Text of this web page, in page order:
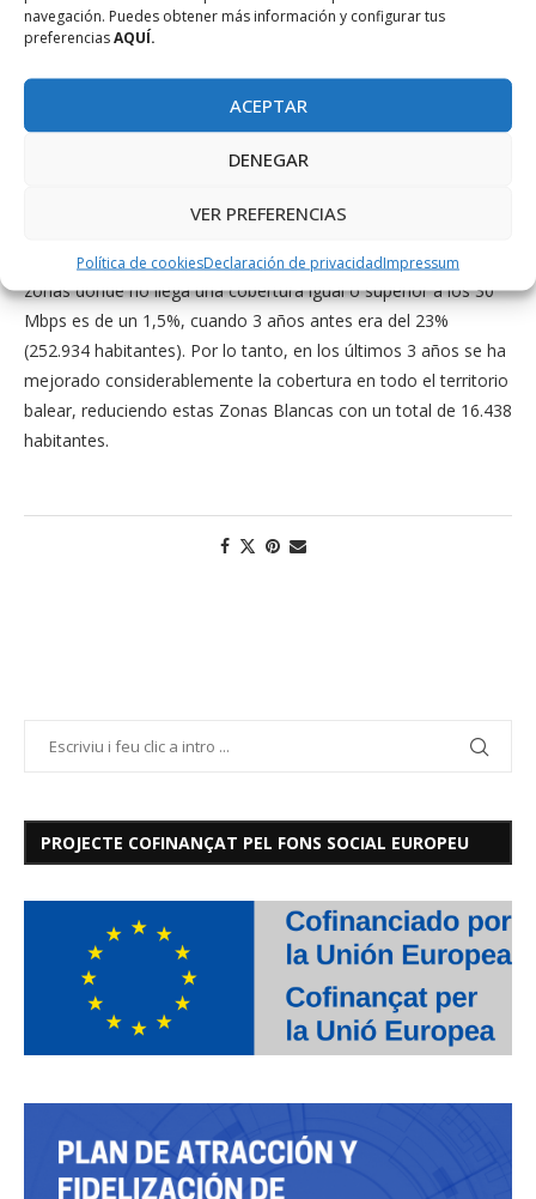
navegación. Puedes obtener más información y configurar tus
preferenciasAQUÍ.
ACEPTAR
DENEGAR
VER PREFERENCIAS
Política de cookiesDeclaración de privacidadImpressum
12% en las Illes Balears, llegando a cubrir el 86% de la
población. Si se compara este dato con el del año 2012, se
a casi la mitad de la población, un 47%.
En relación con velocidades más lentas, un 87% de ciudadanos
30 Mbps, un 93% a 10 Mbps y un 98,6% a 2 Mbps.
Además, la población que reside en Zonas Blancas, es decir,
zonas donde no llega una cobertura igual o superior a los 30
Mbps es de un 1,5%, cuando 3 años antes era del 23%
(252.934 habitantes). Por lo tanto, en los últimos 3 años se ha
mejorado considerablemente la cobertura en todo el territorio
balear, reduciendo estas Zonas Blancas con un total de 16.438
habitantes.
PROJECTE COFINANÇAT PEL FONS SOCIAL EUROPEU